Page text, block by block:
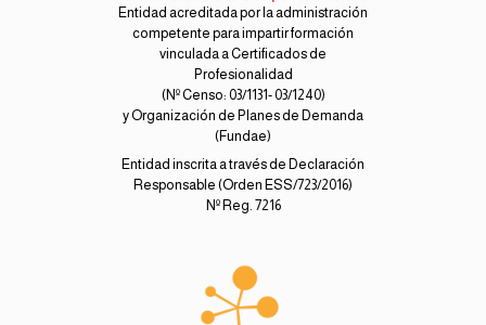
Entidad acreditada por la administración
competente para impartir formación
vinculada a Certificados de
Profesionalidad
(Nº Censo: 03/1131- 03/1240)
y Organización de Planes de Demanda
(Fundae)
Entidad inscrita a través de Declaración
Responsable (Orden ESS/723/2016)
Nº Reg. 7216